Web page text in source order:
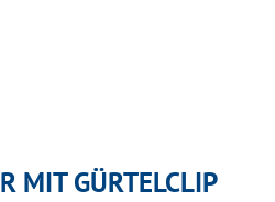
MIT GÜRTELCLIP